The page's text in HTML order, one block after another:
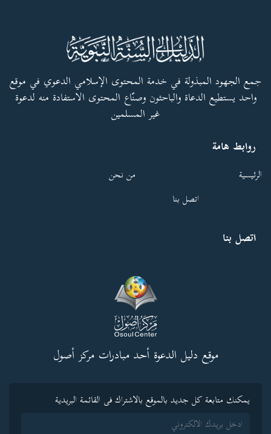
جمع الجهود المبذولة في خدمة المحتوى الإسلامي الدعوي في موقع
واحد يستطيع الدعاة والباحثون وصنّاع المحتوى الاستفادة منه لدعوة
غير المسلمين
روابط هامة
الرئيسية
من نحن
اتصل بنا
اتصل بنا
موقع دليل الدعوة أحد مبادرات مركز أصول
يمكنك متابعة كل جديد بالموقع بالاشتراك فى القائمة البريدية